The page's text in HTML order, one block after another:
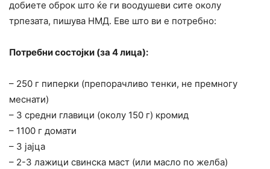
добиете оброк што ќе ги воодушеви сите околу
трпезата, пишува НМД. Еве што ви е потребно:
Потребни состојки (за 4 лица):
– 250 г пиперки (препорачливо тенки, не премногу
меснати)
– 3 средни главици (околу 150 г) кромид
– 1100 г домати
– 3 јајца
– 2-3 лажици свинска маст (или масло по желба)